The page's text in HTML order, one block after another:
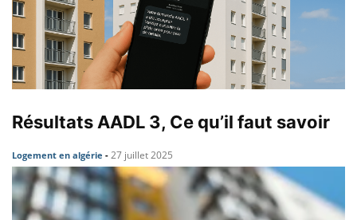
Résultats AADL 3, Ce qu’il faut savoir
Logement en algérie - 27 juillet 2025